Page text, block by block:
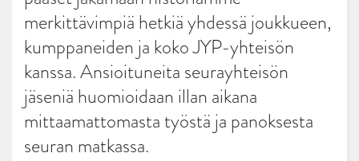
merkittävimpiä hetkiä yhdessä joukkueen,
kumppaneiden ja koko JYP-yhteisön
kanssa. Ansioituneita seurayhteisön
jäseniä huomioidaan illan aikana
mittaamattomasta työstä ja panoksesta
seuran matkassa.